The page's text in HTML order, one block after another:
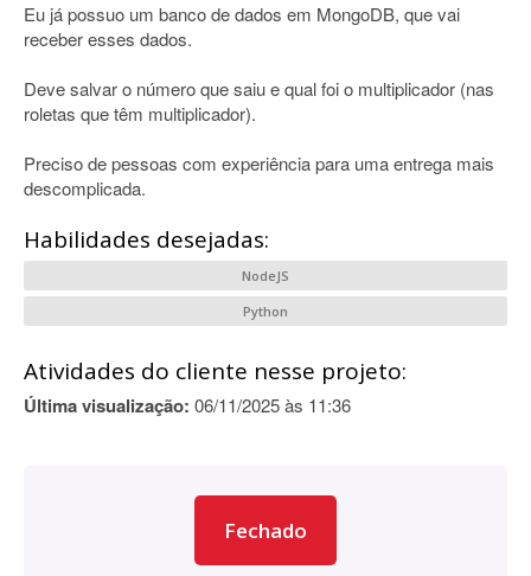
Eu já possuo um banco de dados em MongoDB, que vai
receber esses dados.
Deve salvar o número que saiu e qual foi o multiplicador (nas
roletas que têm multiplicador).
Preciso de pessoas com experiência para uma entrega mais
descomplicada.
Habilidades desejadas:
NodeJS
Python
Atividades do cliente nesse projeto:
Última visualização: 06/11/2025 às 11:36
Fechado